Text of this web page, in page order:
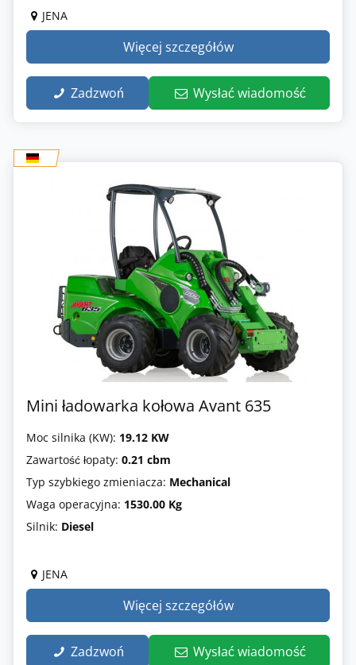
JENA
Więcej szczegółów
Zadzwoń Wysłać wiadomość
Mini ładowarka kołowa Avant 635
Moc silnika (KW): 19.12 KW
Zawartość łopaty: 0.21 cbm
Typ szybkiego zmieniacza: Mechanical
Waga operacyjna: 1530.00 Kg
Silnik: Diesel
JENA
Więcej szczegółów
Zadzwoń Wysłać wiadomość